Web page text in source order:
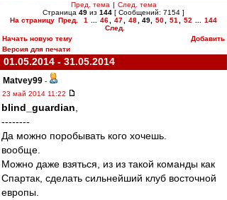
Пред. тема | След. тема
Страница 49 из 144 [ Сообщений: 7154 ]
На страницу Пред. 1 46 47 48 49 50 51 52
144
След.
Начать новую тему
Добавить
Версия для печати
01.05.2014 - 31.05.2014
Matvey99 -
23 май 2014 11:22
blind_guardian
--------
Да можно поробывать кого хочешь.
вообще.
Можно даже взяться, из из такой команды как
Спартак, сделать сильнейший клуб восточной
европы.